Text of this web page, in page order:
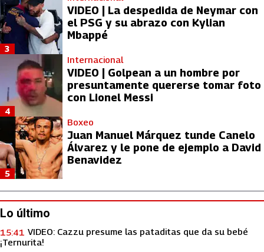
VIDEO | La despedida de Neymar con
el PSG y su abrazo con Kylian
Mbappé
3
Internacional
VIDEO | Golpean a un hombre por
presuntamente quererse tomar foto
con Lionel Messi
4
Boxeo
Juan Manuel Márquez tunde Canelo
Álvarez y le pone de ejemplo a David
Benavidez
5
Lo último
VIDEO: Cazzu presume las pataditas que da su bebé
¡Ternurita!
15:41